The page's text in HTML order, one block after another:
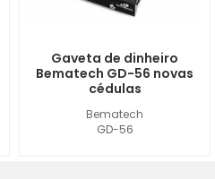
Bematech
GD-56
Gaveta de dinheiro
Bematech GD-56 novas
cédulas